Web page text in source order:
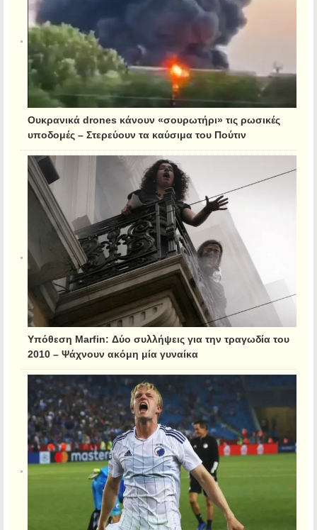
Ουκρανικά drones κάνουν «σουρωτήρι» τις ρωσικές
υποδομές – Στερεύουν τα καύσιμα του Πούτιν
Υπόθεση Marfin: Δύο συλλήψεις για την τραγωδία του
2010 – Ψάχνουν ακόμη μία γυναίκα